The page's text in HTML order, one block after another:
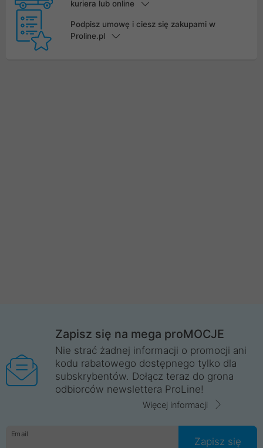
kuriera lub online
Podpisz umowę i ciesz się zakupami w
Proline.pl
Zapisz się na mega proMOCJE
Nie strać żadnej informacji o promocji ani
kodu rabatowego dostępnego tylko dla
subskrybentów. Dołącz teraz do grona
odbiorców newslettera ProLine!
Więcej informacji
Email
Zapisz się